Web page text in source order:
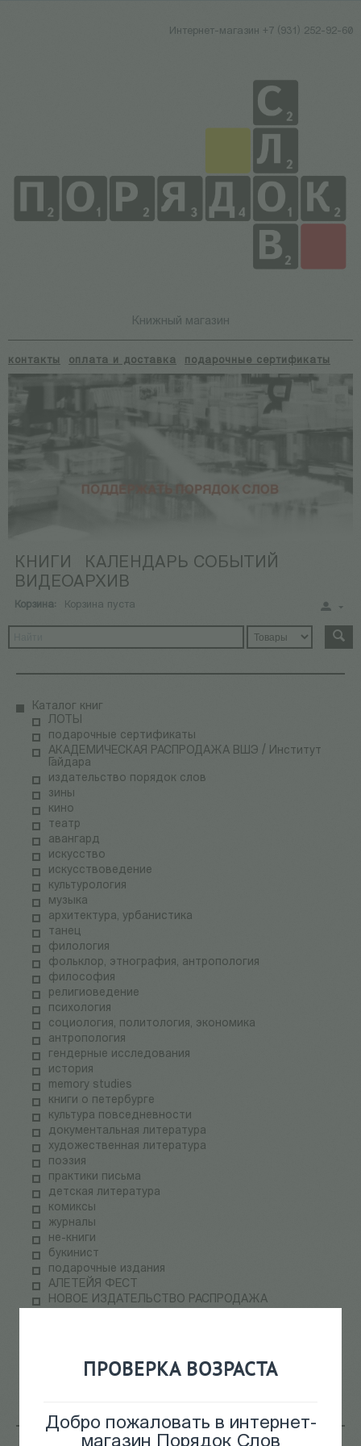
ПРОВЕРКА ВОЗРАСТА
Добро пожаловать в интернет-
Интернет-магазин +7 (931) 252-92-60
Книжный магазин
контакты оплата и доставка подарочные сертификаты
КНИГИ
КАЛЕНДАРЬ СОБЫТИЙ
ВИДЕОАРХИВ
Корзина: Корзина пуста
Каталог книг
ЛОТЫ
подарочные сертификаты
АКАДЕМИЧЕСКАЯ РАСПРОДАЖА ВШЭ / Институт
Гайдара
издательство порядок слов
зины
кино
театр
авангард
искусство
искусствоведение
культурология
музыка
архитектура, урбанистика
танец
филология
фольклор, этнография, антропология
философия
религиоведение
психология
социология, политология, экономика
антропология
гендерные исследования
история
memory studies
книги о петербурге
культура повседневности
документальная литература
художественная литература
поэзия
практики письма
детская литература
комиксы
журналы
не-книги
букинист
подарочные издания
АЛЕТЕЙЯ ФЕСТ
НОВОЕ ИЗДАТЕЛЬСТВО РАСПРОДАЖА
теория медиа
научпоп